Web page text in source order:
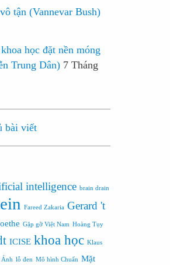
tận (Vannevar Bush)
học đặt nền móng
Trung Dân) 7 Tháng
bài viết
intelligence brain drain
Fareed Zakaria Gerard 't
Gặp gỡ Việt Nam Hoàng Tụy
ICISE khoa học Klaus
Ánh lỗ đen Mô hình Chuẩn Mặt